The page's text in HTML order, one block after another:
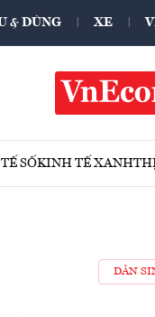
& DÙNG XE
SỐKINH TẾ XANH
DÂN